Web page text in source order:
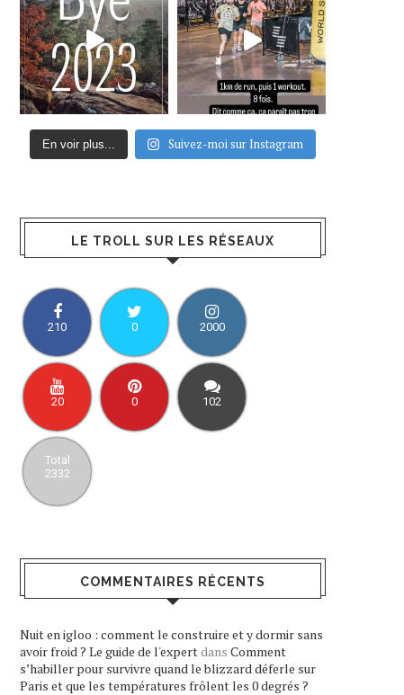
En voir plus... Suivez-moi sur Instagram
LE TROLL SUR LES RÉSEAUX
210 0 2000
20 0 102
Total
2332
COMMENTAIRES RÉCENTS
Nuit en igloo : comment le construire et y dormir sans
avoir froid ? Le guide de l'expertdans Comment
s’habiller pour survivre quand le blizzard déferle sur
Paris et que les températures frôlent les 0 degrés ?